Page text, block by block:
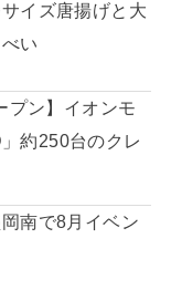
イズ唐揚げと大
い
プン】イオンモ
約250台のクレ
南で8月イベン